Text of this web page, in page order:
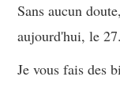
Sans aucun
aujourd'hui, le
Je vous fais des